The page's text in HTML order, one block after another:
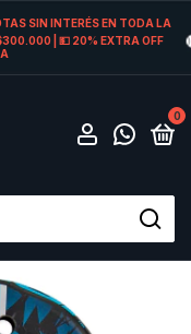
SIN INTERÉS EN TODA LA
| 💵 20% EXTRA OFF
0